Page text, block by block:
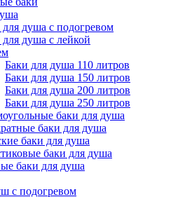
для душа с подогревом
душа с лейкой
Баки для душа 110 литров
Баки для душа 150 литров
Баки для душа 200 литров
Баки для душа 250 литров
баки для душа
баки для душа
баки для душа
баки для душа
баки для душа
с подогревом